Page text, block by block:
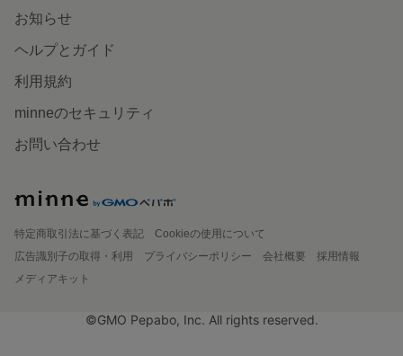
お知らせ
ヘルプとガイド
利用規約
minneのセキュリティ
お問い合わせ
特定商取引法に基づく表記
Cookieの使用について
広告識別子の取得・利用
プライバシーポリシー 会社概要
採用情報
メディアキット
©GMO Pepabo, Inc. All rights reserved.